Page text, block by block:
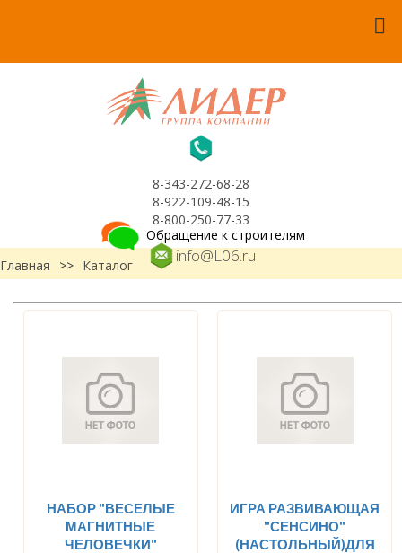
8-343-272-68-28
8-922-109-48-15
8-800-250-77-33
info@L06.ru
Обращение к строителям
Главная
>> Каталог
НАБОР "ВЕСЕЛЫЕ
МАГНИТНЫЕ
ЧЕЛОВЕЧКИ"
ИГРА РАЗВИВАЮЩАЯ
"СЕНСИНО"
(НАСТОЛЬНЫЙ)ДЛЯ